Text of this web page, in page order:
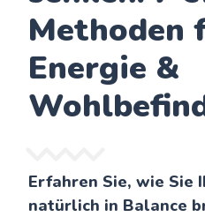
Methoden
Energie &
Erfahren Sie, wie Sie
natürlich in Balance